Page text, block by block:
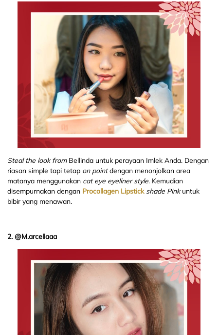
Steal the look fromBellinda untuk perayaan Imlek Anda. Dengan
riasan simple tapi tetap on pointdengan menonjolkan area
matanya menggunakan cat eye eyeliner style. Kemudian
disempurnakan dengan Procollagen Lipstick shade Pinkuntuk
bibir yang menawan.
2. @M.arcellaaa